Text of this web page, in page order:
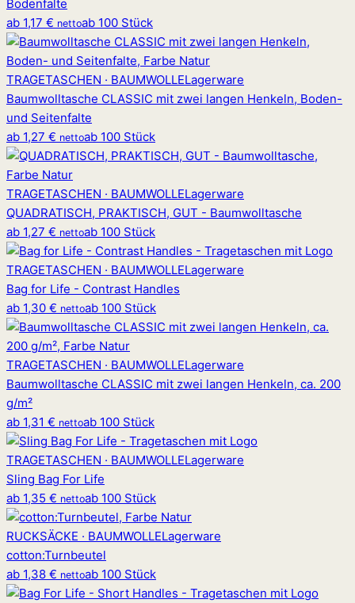
Bodenfalte
ab 1,17 € nettoab 100 Stück
TRAGETASCHEN · BAUMWOLLELagerware
Baumwolltasche CLASSIC mit zwei langen Henkeln, Boden-
und Seitenfalte
ab 1,27 € nettoab 100 Stück
TRAGETASCHEN · BAUMWOLLELagerware
QUADRATISCH, PRAKTISCH, GUT - Baumwolltasche
ab 1,27 € nettoab 100 Stück
TRAGETASCHEN · BAUMWOLLELagerware
Bag for Life - Contrast Handles
ab 1,30 € nettoab 100 Stück
TRAGETASCHEN · BAUMWOLLELagerware
Baumwolltasche CLASSIC mit zwei langen Henkeln, ca. 200
g/m²
ab 1,31 € nettoab 100 Stück
TRAGETASCHEN · BAUMWOLLELagerware
Sling Bag For Life
ab 1,35 € nettoab 100 Stück
RUCKSÄCKE · BAUMWOLLELagerware
cotton:Turnbeutel
ab 1,38 € nettoab 100 Stück